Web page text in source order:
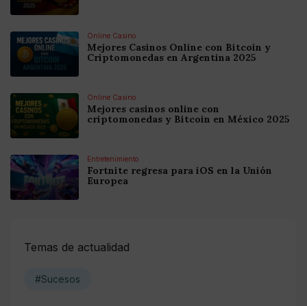
Online Casino
Mejores Casinos Online con Bitcoin y
Criptomonedas en Argentina 2025
Online Casino
Mejores casinos online con
criptomonedas y Bitcoin en México 2025
Entretenimiento
Fortnite regresa para iOS en la Unión
Europea
Temas de actualidad
#Sucesos